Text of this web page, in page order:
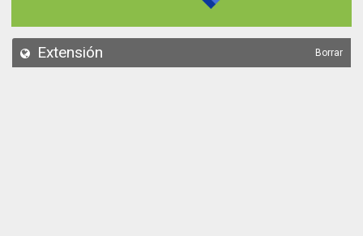
API
Extensión Borrar